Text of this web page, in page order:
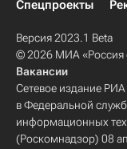
Спецпроекты
Версия 2023.1 Beta
© 2026 МИА «Россия
Вакансии
Сетевое издание
в Федеральной
информационных
(Роскомнадзор) 08